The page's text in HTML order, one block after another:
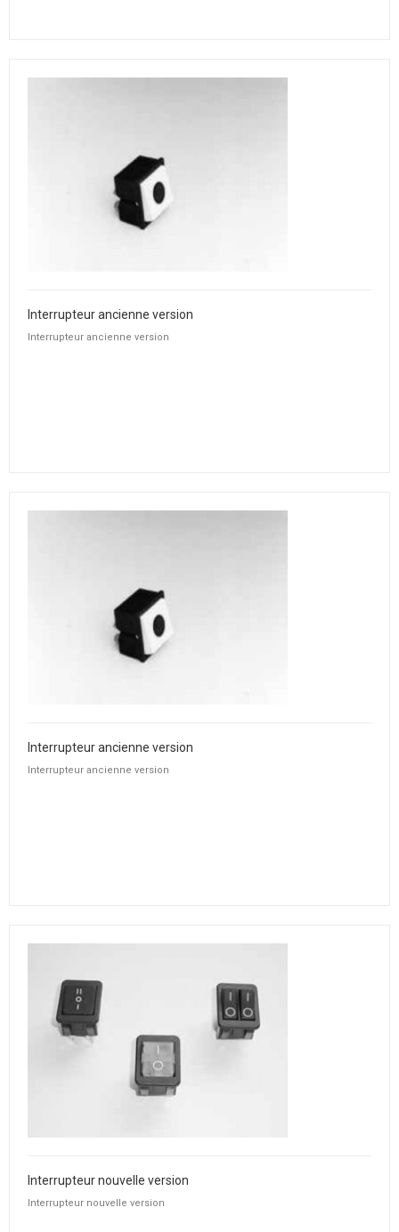
Interrupteur ancienne version
Interrupteur ancienne version
Interrupteur ancienne version
Interrupteur ancienne version
Interrupteur nouvelle version
Interrupteur nouvelle version